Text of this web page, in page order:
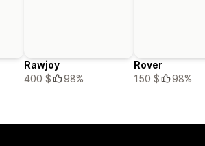
Rawjoy
400 $
98%
Rover
150 $
98%